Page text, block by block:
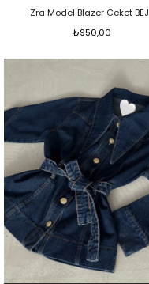
Zra Model Blazer Ceket BEJ
₺950,00